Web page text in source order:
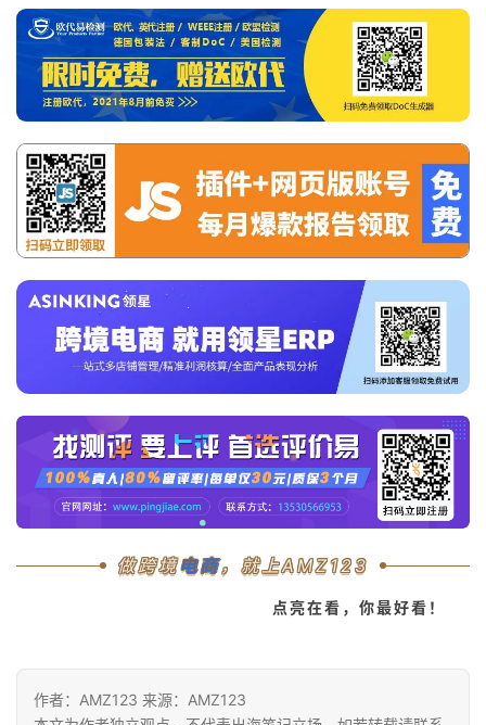
做跨境电商，就上AMZ123
点亮在看，你最好看！
作者：AMZ123 来源：AMZ123